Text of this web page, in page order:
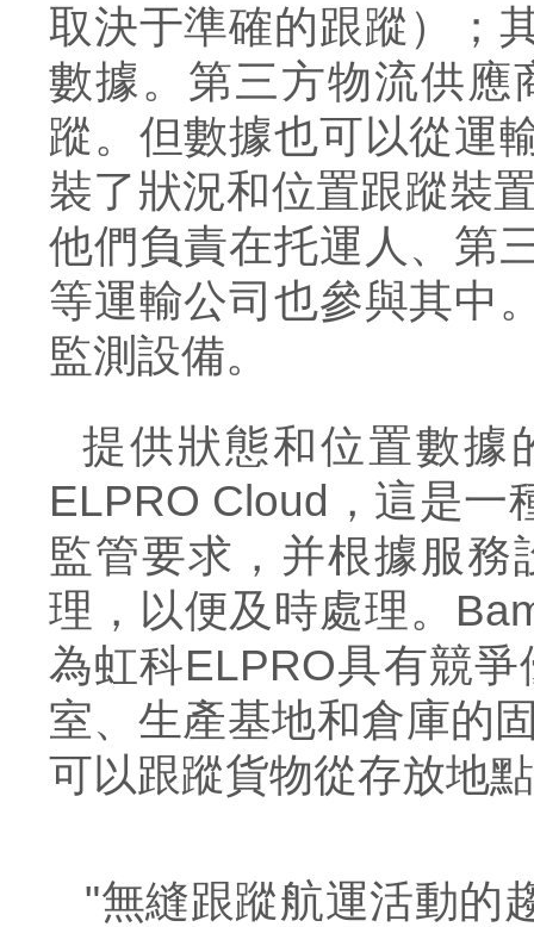
取決于準確的跟蹤）；
數據。第三方物流供應
蹤。但數據也可以從運
裝了狀況和位置跟蹤裝
他們負責在托運人、第
等運輸公司也參與其中
監測設備。
提供狀態和位置數據
ELPRO Cloud ，這是
監管要求，并根據服
理，以便及時處理。
為虹科ELPRO具有競
室、生產基地和倉庫的
可以跟蹤貨物從存放地
"無縫跟蹤航運活動的